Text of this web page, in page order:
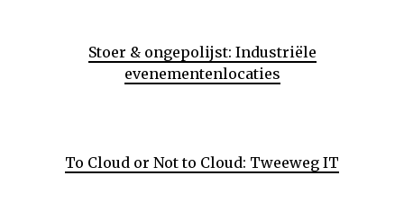
Stoer & ongepolijst: Industriële
evenementenlocaties
To Cloud or Not to Cloud: Tweeweg IT